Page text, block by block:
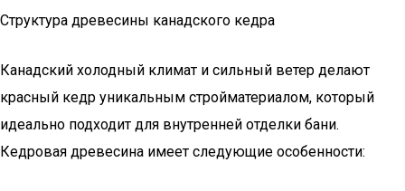
Структура древесины канадского кедра
Канадский холодный климат и сильный ветер делают
красный кедр уникальным стройматериалом, который
идеально подходит для внутренней отделки бани.
Кедровая древесина имеет следующие особенности: